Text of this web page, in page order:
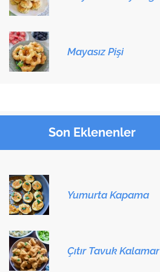
Mayasız Pişi
Son Eklenenler
Yumurta Kapama
Çıtır Tavuk Kalamar